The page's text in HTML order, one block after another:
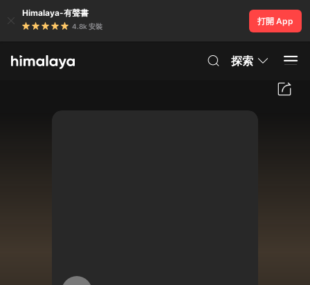
Himalaya-有聲書
4.8k 安裝
打開 App
探索